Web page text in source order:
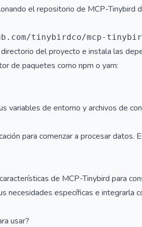
el repositorio de MCP-Tinybird
del proyecto e instala las
de paquetes como npm o yarn:
variables de entorno y archivos de
para comenzar a procesar
de MCP-Tinybird para
necesidades específicas e integrarla
usar?